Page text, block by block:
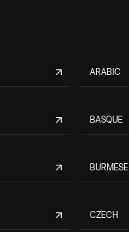
ARABIC
BASQUE
BURMESE
CZECH